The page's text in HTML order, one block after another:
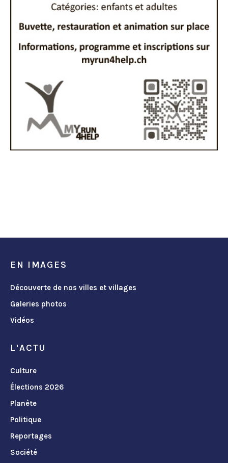
EN IMAGES
Découverte de nos villes et villages
Galeries photos
Vidéos
L'ACTU
Culture
Élections 2026
Planète
Politique
Reportages
Société